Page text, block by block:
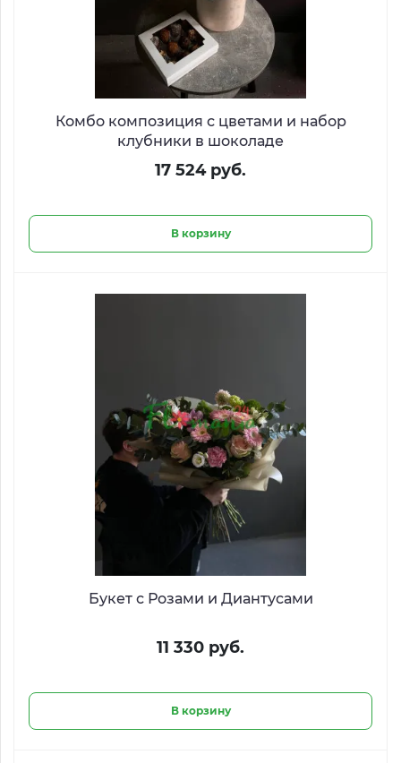
Комбо композиция с цветами и набор
клубники в шоколаде
17 524 руб.
В корзину
Букет с Розами и Диантусами
11 330 руб.
В корзину